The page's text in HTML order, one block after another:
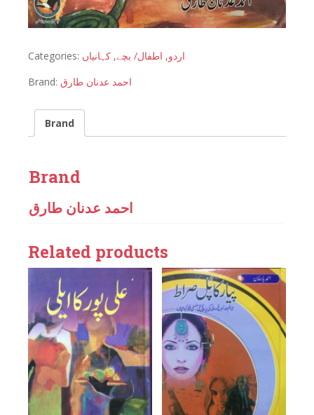
Categories: اردو, اطفال/ بچے, کہانیاں
Brand: احمد عدنان طارق
Brand
Brand
احمد عدنان طارق
Related products